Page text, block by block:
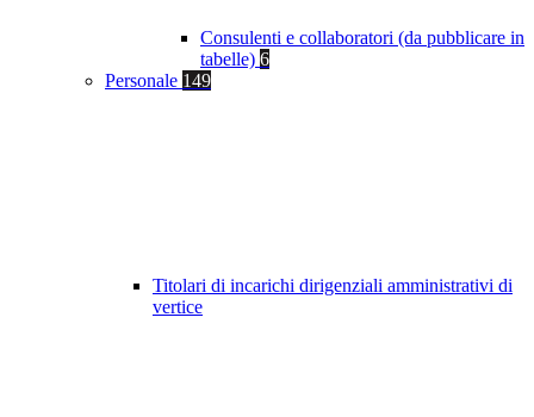
Consulenti e collaboratori (da pubblicare in
tabelle) 6
Personale 149
Titolari di incarichi dirigenziali amministrativi di
vertice